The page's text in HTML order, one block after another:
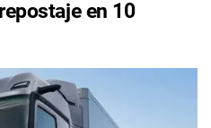
en 10